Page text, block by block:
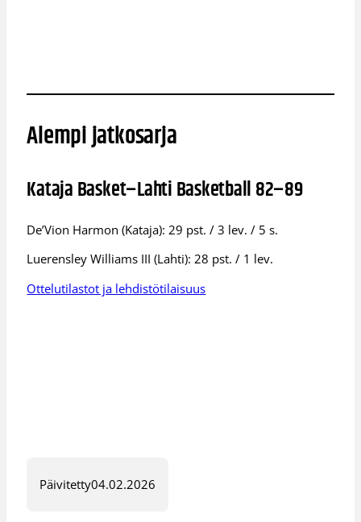
Alempi jatkosarja
Kataja Basket–Lahti Basketball 82–89
De’Vion Harmon (Kataja): 29 pst. / 3 lev. / 5 s.
Luerensley Williams III (Lahti): 28 pst. / 1 lev.
Ottelutilastot ja lehdistötilaisuus
Päivitetty04.02.2026